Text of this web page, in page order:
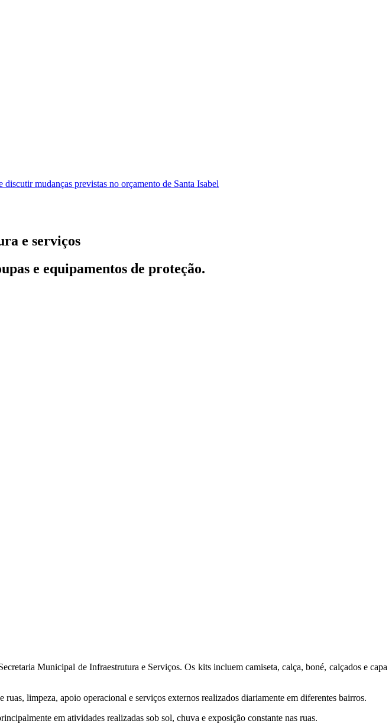
discutir mudanças previstas no orçamento de Santa Isabel
e serviços
e equipamentos de proteção.
Municipal de Infraestrutura e Serviços. Os kits incluem camiseta, calça, boné, calçados e capa
limpeza, apoio operacional e serviços externos realizados diariamente em diferentes bairros.
em atividades realizadas sob sol, chuva e exposição constante nas ruas.